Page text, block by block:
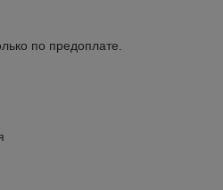
по предоплате.